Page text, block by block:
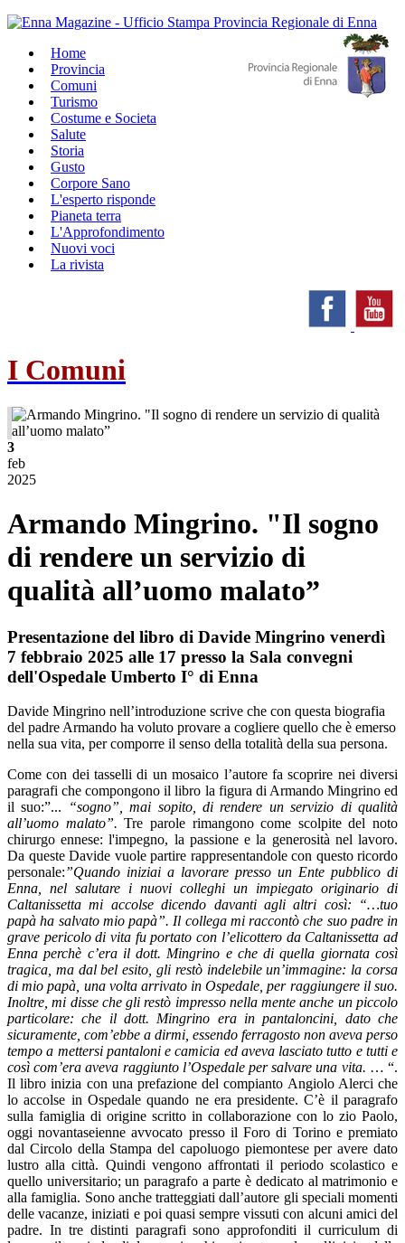
Home
Provincia
Comuni
Turismo
Costume e Societa
Salute
Storia
Gusto
Corpore Sano
L'esperto risponde
Pianeta terra
L'Approfondimento
Nuovi voci
La rivista
I Comuni
3
feb
2025
Armando Mingrino. "Il sogno
di rendere un servizio di
qualità all’uomo malato”
Presentazione del libro di Davide Mingrino venerdì
7 febbraio 2025 alle 17 presso la Sala convegni
dell'Ospedale Umberto I° di Enna
Davide Mingrino nell’introduzione scrive che con questa biografia
del padre Armando ha voluto provare a cogliere quello che è emerso
nella sua vita, per comporre il senso della totalità della sua persona.
Come con dei tasselli di un mosaico l’autore fa scoprire nei diversi
paragrafi che compongono il libro la figura di Armando Mingrino ed
il suo:”... “sogno”, mai sopito, di rendere un servizio di qualità
all’uomo malato”.Tre parole rimangono come scolpite del noto
chirurgo ennese: l'impegno, la passione e la generosità nel lavoro.
Da queste Davide vuole partire rappresentandole con questo ricordo
personale:”Quando iniziai a lavorare presso un Ente pubblico di
Enna, nel salutare i nuovi colleghi un impiegato originario di
Caltanissetta mi accolse dicendo davanti agli altri così: “…tuo
papà ha salvato mio papà”. Il collega mi raccontò che suo padre in
grave pericolo di vita fu portato con l’elicottero da Caltanissetta ad
Enna perchè c’era il dott. Mingrino e che di quella giornata così
tragica, ma dal bel esito, gli restò indelebile un’immagine: la corsa
di mio papà, una volta arrivato in Ospedale, per raggiungere il suo.
Inoltre, mi disse che gli restò impresso nella mente anche un piccolo
particolare: che il dott. Mingrino era in pantaloncini, dato che
sicuramente, com’ebbe a dirmi, essendo ferragosto non aveva perso
tempo a mettersi pantaloni e camicia ed aveva lasciato tutto e tutti e
così com’era aveva raggiunto l’Ospedale per salvare una vita. … “.
Il libro inizia con una prefazione del compianto Angiolo Alerci che
lo accolse in Ospedale quando ne era presidente. C’è il paragrafo
sulla famiglia di origine scritto in collaborazione con lo zio Paolo,
oggi novantaseienne avvocato presso il Foro di Torino e premiato
dal Circolo della Stampa del capoluogo piemontese per avere dato
lustro alla città. Quindi vengono affrontati il periodo scolastico e
quello universitario; un paragrafo a parte è dedicato al matrimonio e
alla famiglia. Sono anche tratteggiati dall’autore gli speciali momenti
delle vacanze, iniziati e poi quasi sempre vissuti con alcuni amici del
padre. In tre distinti paragrafi sono approfonditi il curriculum di